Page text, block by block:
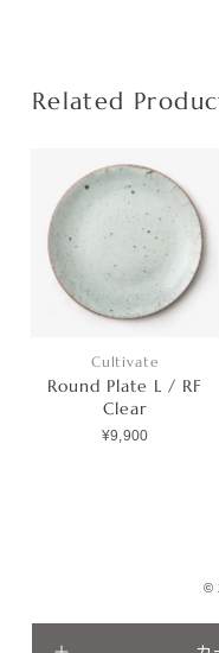
Related
Cultivate
Round Plate L / RF
Clear
¥9,900
©